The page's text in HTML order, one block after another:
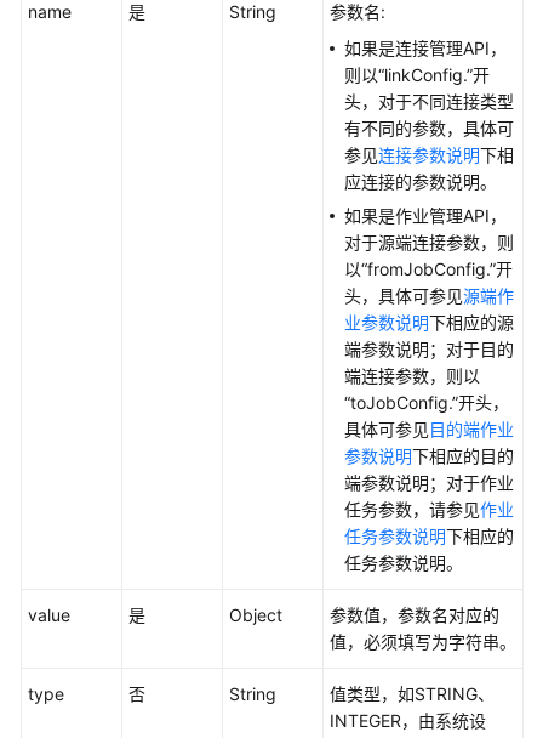
帮
担
服
name 是 String
参数名:
如果是连接管理API，
则以“linkConfig.”开
头，对于不同连接类型
有不同的参数，具体可
参见连接参数说明下相
应连接的参数说明。
如果是作业管理API，
对于源端连接参数，则
以“fromJobConfig.”开
头，具体可参见源端作
业参数说明下相应的源
端参数说明；对于目的
端连接参数，则以
“toJobConfig.”开头，
具体可参见目的端作业
参数说明下相应的目的
端参数说明；对于作业
任务参数，请参见作业
任务参数说明下相应的
任务参数说明。
value 是 Object
参数值，参数名对应的
值，必须填写为字符串。
type 否 String
值类型，如STRING、
INTEGER，由系统设